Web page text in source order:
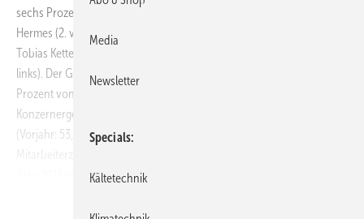
sechs Prozent prognostiziert“, sagte der Vorstandsvorsitzende Oliver
Hermes (2. v. l.) im Beisein von Vorstandsmitglied Eric Lachambre, CFO
Tobias Ketterle und Vorstandsmitglied Dr. Markus Beukenberg (von
links). Der Gewinn vor Zinsen und Steuern (EBIT) stieg um 22,6
Prozent von 97,6 Mio. Euro im Vorjahr auf 119,7 Mio. Euro 2012. Das
Konzernergebnis erhöhte sich um 46,4 Prozent auf 78,2 Mio. Euro
(Vorjahr: 53,4 Mio. Euro). Ein weiteres Plus zeigte sich bei der
Jahr 2011 erhöhte sich auf 6 900 im Berichtsjahr. Zum Jahresende
beschäftigt. Im Geschäftsjahr 2012 wurden 90 Mio. Euro investiert.
Media
Newsletter
Specials
Kältetechnik